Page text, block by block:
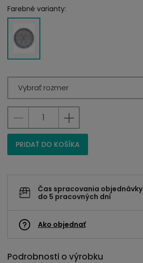
Farebné varianty:
Vybrať rozmer
PRIDAŤ DO KOŠÍKA
Čas spracovania objednávky
do 5 pracovných dní
Ako objednať
Podrobnosti o výrobku